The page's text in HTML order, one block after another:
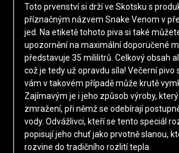
Toto prvenství si drží ve Skotsku s
příznačným názvem Snake Venom v
jed. Na etiketě tohoto piva si také
upozornění na maximální doporučené
představuje 35 mililitrů. Celkový obsah
což je tedy už opravdu síla! Večerní pivo
vám v takovém případě může krutě
Zajímavým je i jeho způsob výroby,
zmražení, při němž se odebírají
vody. Odvážlivci, kteří se tento speciál
popisují jeho chuť jako prvotně slanou,
rozvine do tradičního rozlití tepla.